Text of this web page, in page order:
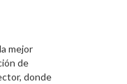
mejor
de
donde